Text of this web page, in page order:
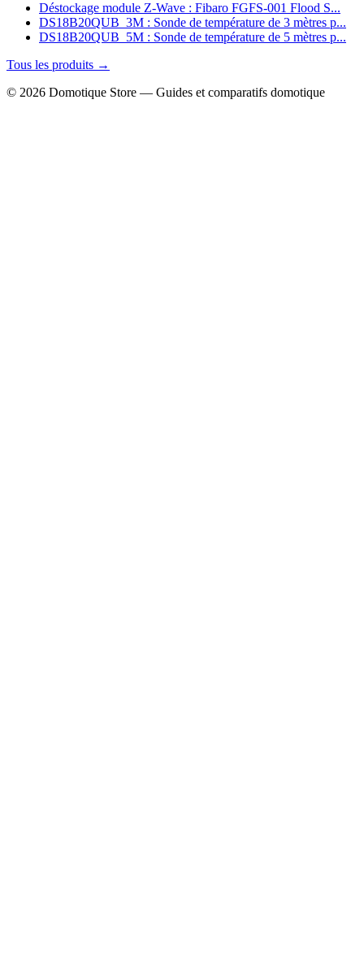
Déstockage module Z-Wave : Fibaro FGFS-001 Flood S...
DS18B20QUB_3M : Sonde de température de 3 mètres p...
DS18B20QUB_5M : Sonde de température de 5 mètres p...
Tous les produits →
© 2026 Domotique Store — Guides et comparatifs domotique